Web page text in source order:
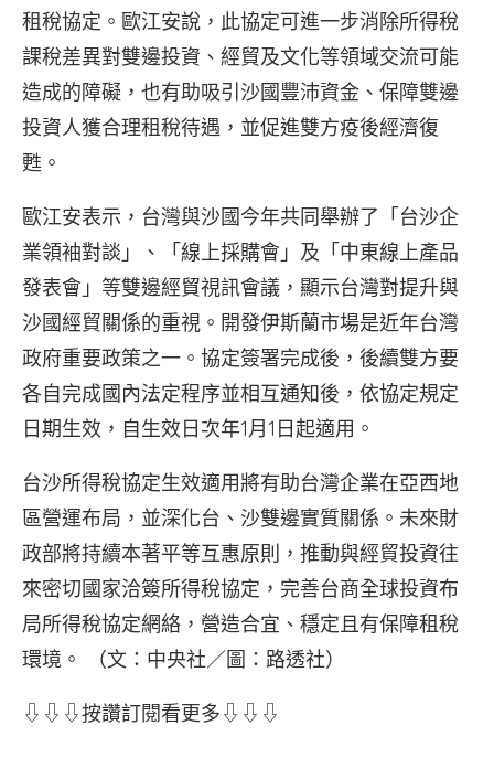
租稅協定。歐江安說，此協定可進一步消除所得稅
課稅差異對雙邊投資、經貿及文化等領域交流可能
造成的障礙，也有助吸引沙國豐沛資金、保障雙邊
投資人獲合理租稅待遇，並促進雙方疫後經濟復
甦。
歐江安表示，台灣與沙國今年共同舉辦了「台沙企
業領袖對談」、「線上採購會」及「中東線上產品
發表會」等雙邊經貿視訊會議，顯示台灣對提升與
沙國經貿關係的重視。開發伊斯蘭市場是近年台灣
政府重要政策之一。協定簽署完成後，後續雙方要
各自完成國內法定程序並相互通知後，依協定規定
日期生效，自生效日次年1月1日起適用。
台沙所得稅協定生效適用將有助台灣企業在亞西地
區營運布局，並深化台、沙雙邊實質關係。未來財
政部將持續本著平等互惠原則，推動與經貿投資往
來密切國家洽簽所得稅協定，完善台商全球投資布
局所得稅協定網絡，營造合宜、穩定且有保障租稅
環境。 （文：中央社／圖：路透社）
⇩⇩⇩按讚訂閱看更多⇩⇩⇩